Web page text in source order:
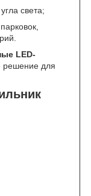
света;
LED-
для